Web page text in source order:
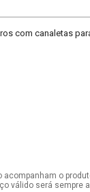
com canaletas
o
válido será sempre